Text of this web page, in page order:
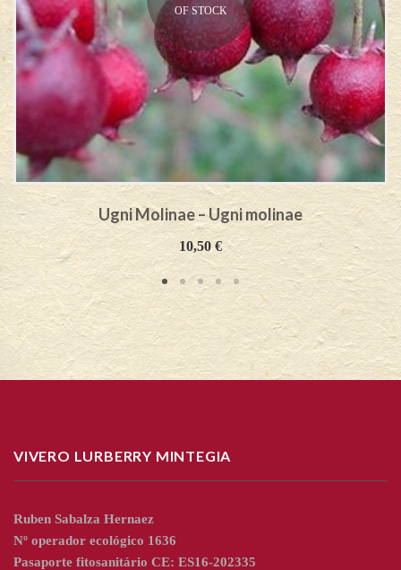
OF STOCK
Ugni Molinae – Ugni molinae
10,50€
VIVERO LURBERRY MINTEGIA
Ruben Sabalza Hernaez
Nº operador ecológico 1636
Pasaporte fitosanitário CE: ES16-202335